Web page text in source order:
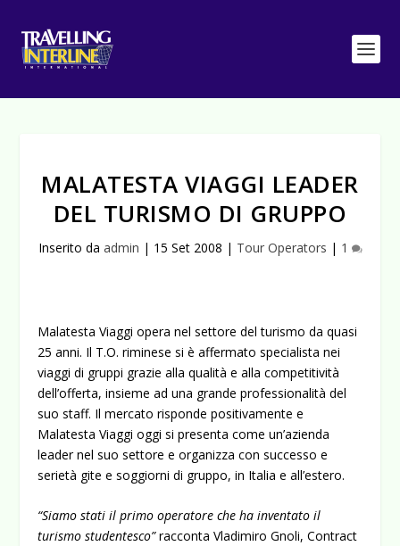
MALATESTA VIAGGI LEADER
DEL TURISMO DI GRUPPO
Inserito da admin | 15 Set 2008 | Tour Operators | 1
Malatesta Viaggi opera nel settore del turismo da quasi
25 anni. Il T.O. riminese si è affermato specialista nei
viaggi di gruppi grazie alla qualità e alla competitività
dell’offerta, insieme ad una grande professionalità del
suo staff. Il mercato risponde positivamente e
Malatesta Viaggi oggi si presenta come un’azienda
leader nel suo settore e organizza con successo e
serietà gite e soggiorni di gruppo, in Italia e all’estero.
“Siamo stati il primo operatore che ha inventato il
turismo studentesco”racconta Vladimiro Gnoli, Contract